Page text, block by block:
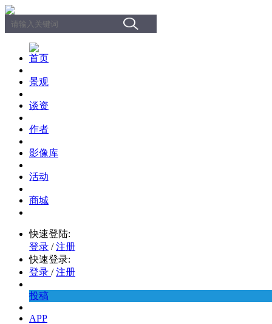
首页
景观
谈资
作者
影像库
活动
商城
快速登陆:
登录 / 注册
快速登录:
登录 / 注册
投稿
APP